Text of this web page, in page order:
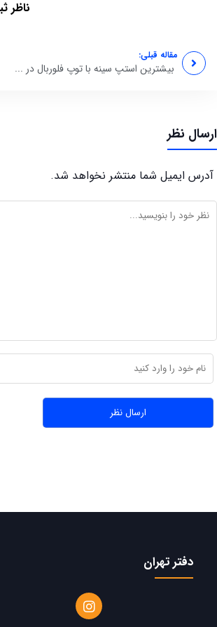
ناظر
مقاله قبلی:
بیشترین استپ سینه با توپ فلوربال در ...
ارسال نظر
آدرس ایمیل شما منتشر نخواهد شد.
دفتر تهران